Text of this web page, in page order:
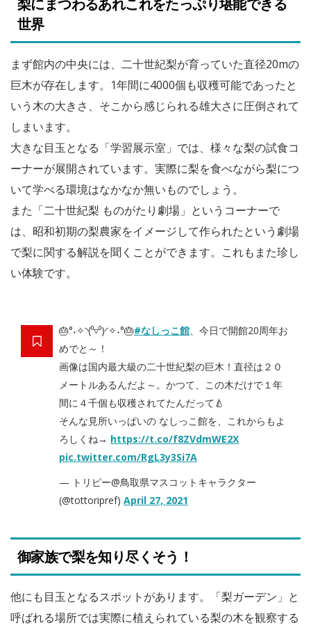
梨にまつわるあれこれをたっぷり堪能できる
世界
まず館内の中央には、二十世紀梨が育っていた直径20mの
巨木が存在します。1年間に4000個も収穫可能であったと
いう木の大きさ、そこから感じられる雄大さに圧倒されて
しまいます。
大きな目玉となる「学習展示室」では、様々な梨の試食コ
ーナーが展開されています。実際に梨を食べながら梨につ
いて学べる環境はなかなか無いものでしょう。
また「二十世紀梨 ものがたり劇場」というコーナーで
は、昭和初期の梨農家をイメージして作られたという劇場
で梨に関する解説を聞くことができます。これもまた珍し
い体験です。
🎂°˖✧◝(⁰▿⁰)◜✧˖°🎂#なしっこ館、今日で開館20周年お
めでと～！
画像は国内最大級の二十世紀梨の巨木！直径は２０
メートルあるんだよ～。かつて、この木だけで１年
間に４千個も収穫されてたんだって🍐
そんな見所いっぱいの なしっこ館を、これからもよ
ろしくね→ https://t.co/f8ZVdmWE2X
pic.twitter.com/RgL3y3Si7A
— トリピー@鳥取県マスコットキャラクター
(@tottoripref) April 27, 2021
御家族で梨を知り尽くそう！
他にも目玉となるスポットがあります。「梨ガーデン」と
呼ばれる場所では実際に植えられている梨の木を観察する